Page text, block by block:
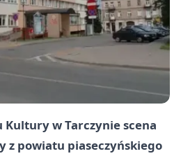
Kultury w Tarczynie scena
z powiatu piaseczyńskiego